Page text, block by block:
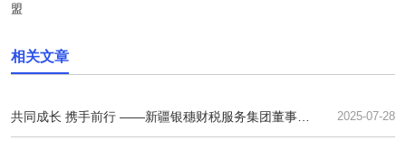
盟
相关文章
2025-07-28
共同成长 携手前行 ——新疆银穗财税服务集团董事长
夏永杰